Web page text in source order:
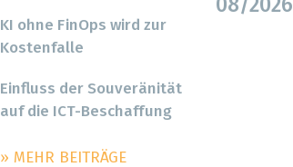
08/2026
KI ohne FinOps wird zur
Kostenfalle
Einfluss der Souveränität
auf die ICT-Beschaffung
» MEHR BEITRÄGE